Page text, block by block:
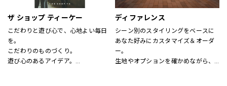
方そのものをデザインしたショップ
です。
ザ ショップ ティーケー
こだわりと遊び心で、心地よい毎日
を。
こだわりのものづくり。
遊び心のあるアイデア。
ディファレンス
シーン別のスタイリングをベースに
あなた好みにカスタマイズ＆オーダ
ー。
生地やオプションを確かめながら、